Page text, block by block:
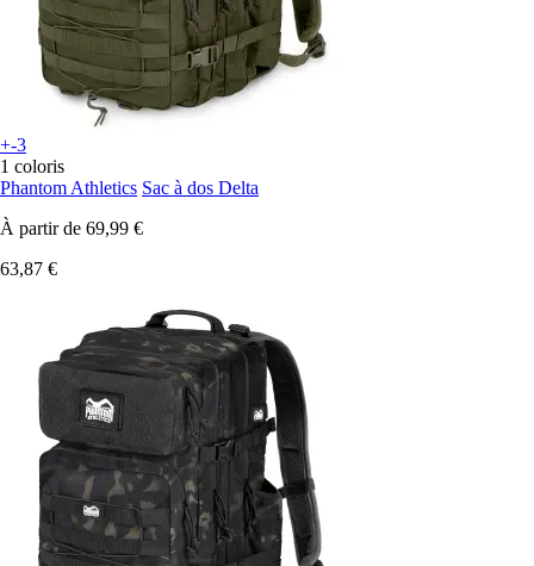
+-3
1 coloris
Phantom Athletics Sac à dos Delta
À partir de 69,99 €
63,87 €